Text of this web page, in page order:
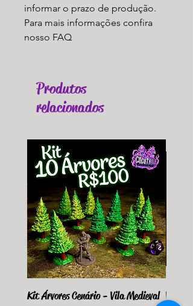
informar o prazo de produção.
Para mais informações confira
nosso FAQ
Produtos
relacionados
Kit Árvores Cenário - Vila Medieval Violet